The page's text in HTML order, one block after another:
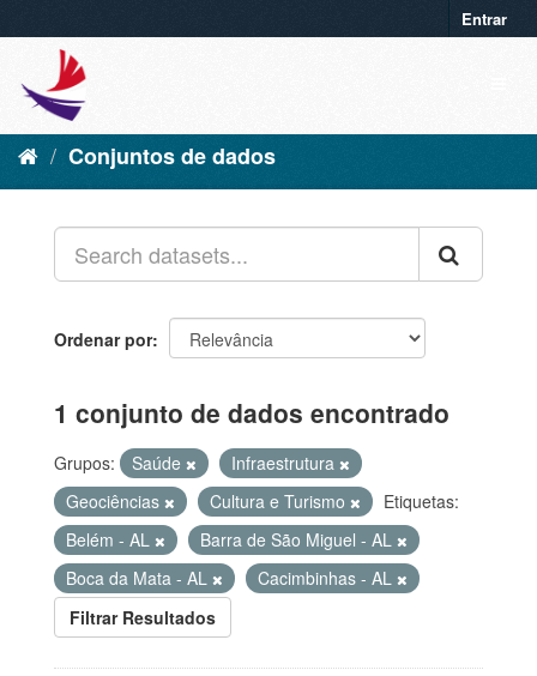
Entrar
Conjuntos de dados
Ordenar por
1 conjunto de dados encontrado
Grupos: Saúde
Infraestrutura
Geociências
Cultura e Turismo
Etiquetas:
Belém - AL
Barra de São Miguel - AL
Boca da Mata - AL
Cacimbinhas - AL
Filtrar Resultados